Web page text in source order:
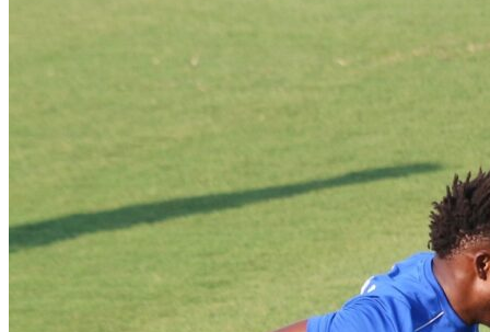
Γκαραβέλης: «Θα προετοιμαστούμε κατάλληλα για
τον αγώνα Κυπέλλου»